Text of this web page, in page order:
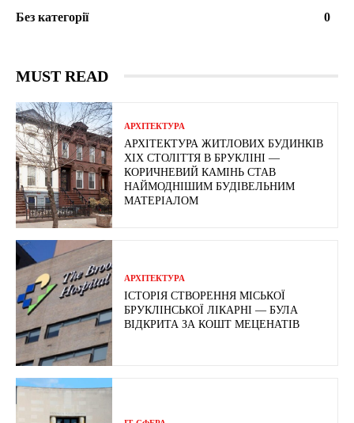
Без категорії
0
MUST READ
АРХІТЕКТУРА
АРХІТЕКТУРА ЖИТЛОВИХ БУДИНКІВ
ХІХ СТОЛІТТЯ В БРУКЛІНІ —
КОРИЧНЕВИЙ КАМІНЬ СТАВ
НАЙМОДНІШИМ БУДІВЕЛЬНИМ
МАТЕРІАЛОМ
АРХІТЕКТУРА
ІСТОРІЯ СТВОРЕННЯ МІСЬКОЇ
БРУКЛІНСЬКОЇ ЛІКАРНІ — БУЛА
ВІДКРИТА ЗА КОШТ МЕЦЕНАТІВ